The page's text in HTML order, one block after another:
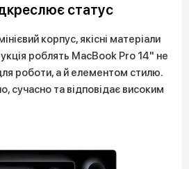
статус
корпус, якісні матеріали
роблять MacBook Pro 14" не
роботи, а й елементом стилю.
сучасно та відповідає високим